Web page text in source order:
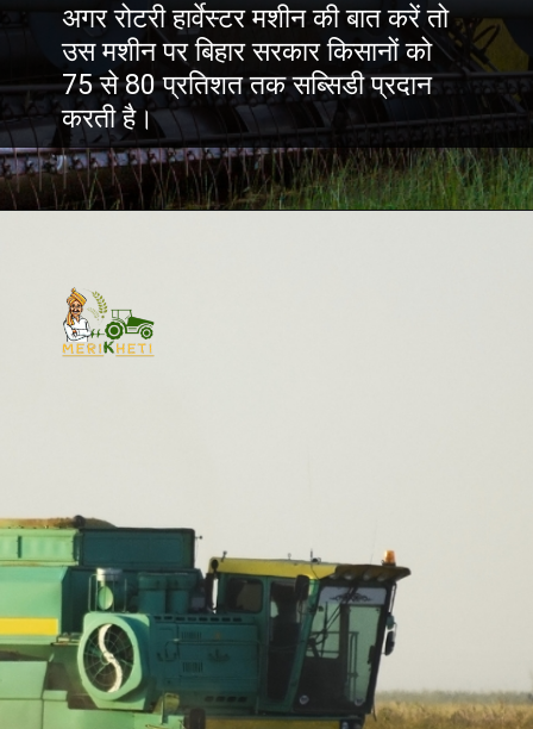
अगर रोटरी हार्वेस्टर मशीन की बात करें तो
उस मशीन पर बिहार सरकार किसानों को
75 से 80 प्रतिशत तक सब्सिडी प्रदान
करती है।